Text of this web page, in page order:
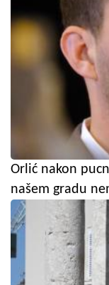
Orlić nakon
našem gradu